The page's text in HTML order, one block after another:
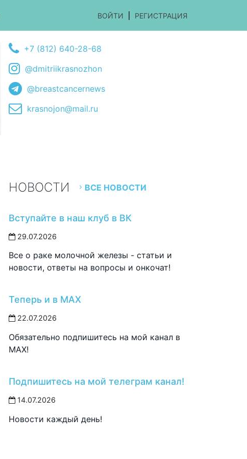
ВОЙТИ РЕГИСТРАЦИЯ
+7 (812) 640-28-68
@dmitriikrasnozhon
@breastcancernews
krasnojon@mail.ru
НОВОСТИ ВСЕ НОВОСТИ
Вступайте в наш клуб в ВК
29.07.2026
Все о раке молочной железы - статьи и
новости, ответы на вопросы и онкочат!
Теперь и в MAX
22.07.2026
Обязательно подпишитесь на мой канал в
MAX!
Подпишитесь на мой телеграм канал!
14.07.2026
Новости каждый день!